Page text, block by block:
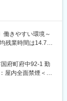
働きやすい環境～
残業時間は14.7時
2）包装）のいず
ご経験工程・ご
府町府中92-1 勤
屋内全面禁煙＜勤
府町和田字七反田
煙対策：屋内全面